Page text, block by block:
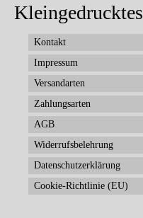
Kleingedrucktes
Kontakt
Impressum
Versandarten
Zahlungsarten
AGB
Widerrufsbelehrung
Datenschutzerklärung
Cookie-Richtlinie (EU)